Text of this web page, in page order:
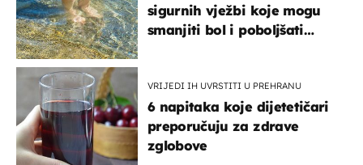
sigurnih vježbi koje mogu
smanjiti bol i poboljšati
VRIJEDI IH UVRSTITI U PREHRANU
6 napitaka koje dijetetičari
preporučuju za zdrave
zglobove